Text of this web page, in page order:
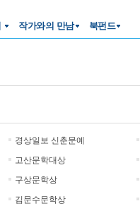
작가와의 만남 북펀드
경상일보 신춘문예
고산문학대상
구상문학상
김문수문학상